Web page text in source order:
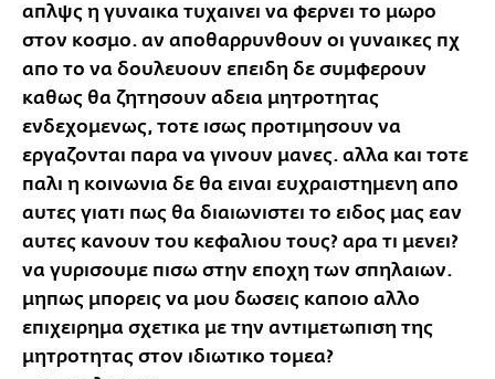
απλψς η γυναικα τυχαινει να φερνει το μωρο
στον κοσμο. αν αποθαρρυνθουν οι γυναικες πχ
απο το να δουλευουν επειδη δε συμφερουν
καθως θα ζητησουν αδεια μητροτητας
ενδεχομενως, τοτε ισως προτιμησουν να
εργαζονται παρα να γινουν μανες. αλλα και τοτε
παλι η κοινωνια δε θα ειναι ευχραιστημενη απο
αυτες γιατι πως θα διαιωνιστει το ειδος μας εαν
αυτες κανουν του κεφαλιου τους? αρα τι μενει?
να γυρισουμε πισω στην εποχη των σπηλαιων.
μηπως μπορεις να μου δωσεις καποιο αλλο
επιχειρημα σχετικα με την αντιμετωπιση της
μητροτητας στον ιδιωτικο τομεα?